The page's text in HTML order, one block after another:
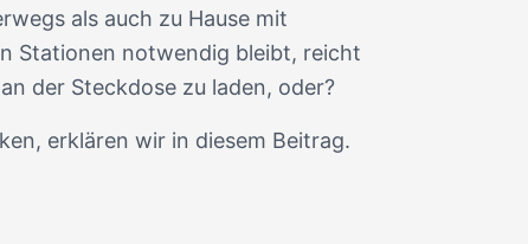
als auch zu Hause mit
Stationen notwendig bleibt, reicht
der Steckdose zu laden, oder?
erklären wir in diesem Beitrag.